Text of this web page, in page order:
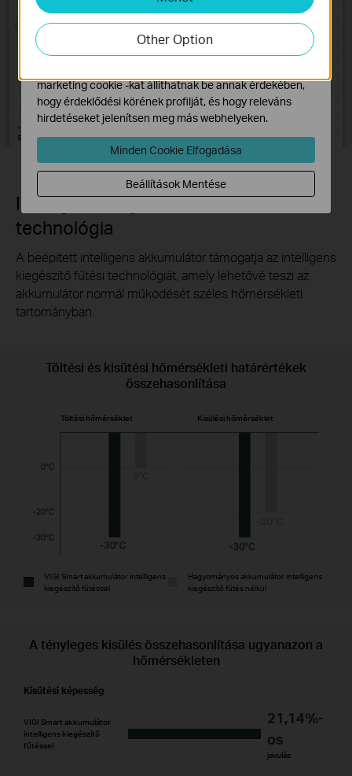
Intelligens kiegészítő fűtési
technológia
A beépített intelligens akkumulátor támogatja az intelligens
kiegészítő fűtési technológiát, amely lehetővé teszi az
akkumulátor normál működését széles hőmérsékleti
tartományban.
Töltési és kisütési hőmérsékleti határértékek
összehasonlítása
Töltési hőmérséklet Kisülési hőmérséklet
VIGI Smart akkumulátor intelligens
kiegészítő fűtéssel
Hagyományos akkumulátor intelligens
kiegészítő fűtés nélkül
A tényleges kisülés összehasonlítása ugyanazon a
hőmérsékleten
Kisütési képesség
VIGI Smart akkumulátor
intelligens kiegészítő
fűtéssel
21,14%-
os
javulás
Other Option
Az elemző cookie -k lehetővé teszik számunkra, hogy
elemezzük weboldalunkon végzett tevékenységeit, hogy
javítsuk és módosítsuk webhelyünk működését.
marketing cookie -kat állíthatnak be annak érdekében,
hogy érdeklődési körének profilját, és hogy releváns
hirdetéseket jelenítsen meg más webhelyeken.
Minden Cookie Elfogadása
Beállítások Mentése